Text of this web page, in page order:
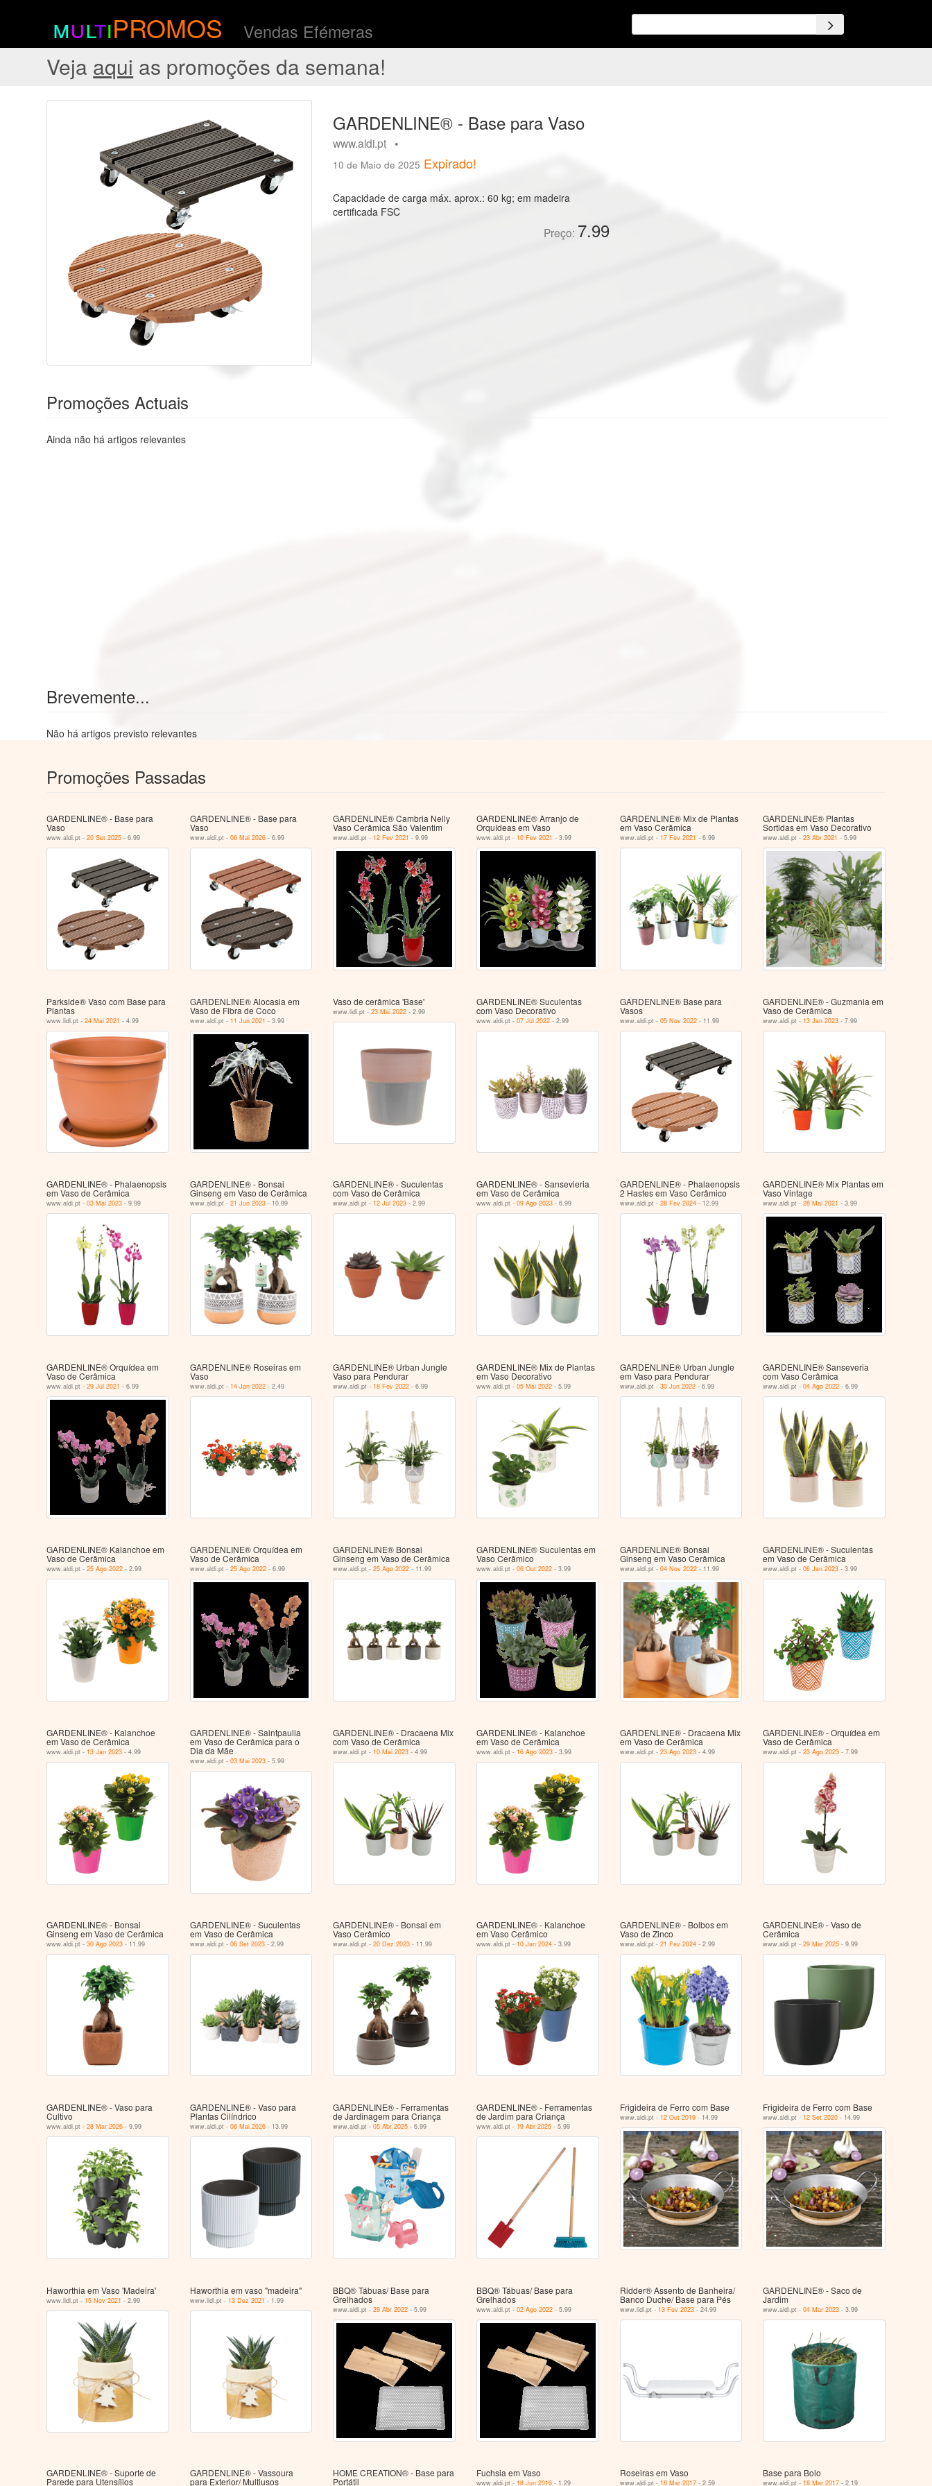
multiPROMOS Vendas Efémeras
Veja aqui as promoções da semana!
GARDENLINE® - Base para Vaso
www.aldi.pt •
10 de Maio de 2025 Expirado!
Capacidade de carga máx. aprox.: 60 kg; em madeira
certificada FSC
Preço: 7.99
Promoções Actuais
Ainda não há artigos relevantes
Brevemente...
Não há artigos previsto relevantes
Promoções Passadas
GARDENLINE® - Base para
Vaso
www.aldi.pt -20 Set 2025 - 6.99
GARDENLINE® - Base para
Vaso
www.aldi.pt - 06 Mai 2026- 6.99
GARDENLINE® Cambria Nelly
Vaso Cerâmica São Valentim
www.aldi.pt - 12 Fev 2021 - 9.99
GARDENLINE® Arranjo de
Orquídeas em Vaso
www.aldi.pt - 10 Fev 2021 - 3.99
GARDENLINE® Mix de Plantas
em Vaso Cerâmica
www.aldi.pt - 17 Fev 2021 - 6.99
GARDENLINE® Plantas
Sortidas em Vaso Decorativo
www.aldi.pt -23 Abr 2021 - 5.99
Parkside® Vaso com Base para
Plantas
www.lidl.pt -24 Mai 2021 - 4.99
GARDENLINE® Alocasia em
Vaso de Fibra de Coco
www.aldi.pt - 11 Jun 2021 - 3.99
Vaso de cerâmica 'Base'
www.lidl.pt -23 Mai 2022 - 2.99
GARDENLINE® Suculentas
com Vaso Decorativo
www.aldi.pt - 07 Jul 2022- 2.99
GARDENLINE® Base para
Vasos
www.aldi.pt - 05 Nov 2022- 11.99
GARDENLINE® - Guzmania em
Vaso de Cerâmica
www.aldi.pt - 13 Jan 2023 - 7.99
GARDENLINE® - Phalaenopsis
em Vaso de Cerâmica
www.aldi.pt -03 Mai 2023 - 9.99
GARDENLINE® - Bonsai
Ginseng em Vaso de Cerâmica
www.aldi.pt - 21 Jun 2023- 10.99
GARDENLINE® - Suculentas
com Vaso de Cerâmica
www.aldi.pt - 12 Jul 2023 - 2.99
GARDENLINE® - Sansevieria
em Vaso de Cerâmica
www.aldi.pt - 09 Ago 2023- 6.99
GARDENLINE® - Phalaenopsis
2 Hastes em Vaso Cerâmico
www.aldi.pt - 28 Fev 2024- 12.99
GARDENLINE® Mix Plantas em
Vaso Vintage
www.aldi.pt -28 Mai 2021 - 3.99
GARDENLINE® Orquídea em
Vaso de Cerâmica
www.aldi.pt -29 Jul 2021 - 6.99
GARDENLINE® Roseiras em
Vaso
www.aldi.pt - 14 Jan 2022- 2.49
GARDENLINE® Urban Jungle
Vaso para Pendurar
www.aldi.pt - 18 Fev 2022 - 6.99
GARDENLINE® Mix de Plantas
em Vaso Decorativo
www.aldi.pt - 05 Mai 2022- 5.99
GARDENLINE® Urban Jungle
em Vaso para Pendurar
www.aldi.pt - 30 Jun 2022- 6.99
GARDENLINE® Sanseveria
com Vaso Cerâmica
www.aldi.pt -04 Ago 2022 - 6.99
GARDENLINE® Kalanchoe em
Vaso de Cerâmica
www.aldi.pt -25 Ago 2022 - 2.99
GARDENLINE® Orquídea em
Vaso de Cerâmica
www.aldi.pt - 25 Ago 2022- 6.99
GARDENLINE® Bonsai
Ginseng em Vaso de Cerâmica
www.aldi.pt -25 Ago 2022 - 11.99
GARDENLINE® Suculentas em
Vaso Cerâmico
www.aldi.pt - 06 Out 2022- 3.99
GARDENLINE® Bonsai
Ginseng em Vaso Cerâmica
www.aldi.pt - 04 Nov 2022- 11.99
GARDENLINE® - Suculentas
em Vaso de Cerâmica
www.aldi.pt -06 Jan 2023 - 3.99
GARDENLINE® - Kalanchoe
em Vaso de Cerâmica
www.aldi.pt - 13 Jan 2023 - 4.99
GARDENLINE® - Saintpaulia
em Vaso de Cerâmica para o
Dia da Mãe
www.aldi.pt - 03 Mai 2023- 5.99
GARDENLINE® - Dracaena Mix
com Vaso de Cerâmica
www.aldi.pt - 10 Mai 2023 - 4.99
GARDENLINE® - Kalanchoe
em Vaso de Cerâmica
www.aldi.pt - 16 Ago 2023- 3.99
GARDENLINE® - Dracaena Mix
em Vaso de Cerâmica
www.aldi.pt - 23 Ago 2023- 4.99
GARDENLINE® - Orquídea em
Vaso de Cerâmica
www.aldi.pt -23 Ago 2023 - 7.99
GARDENLINE® - Bonsai
Ginseng em Vaso de Cerâmica
www.aldi.pt -30 Ago 2023 - 11.99
GARDENLINE® - Suculentas
em Vaso de Cerâmica
www.aldi.pt - 06 Set 2023- 2.99
GARDENLINE® - Bonsai em
Vaso Cerâmico
www.aldi.pt -20 Dez 2023 - 11.99
GARDENLINE® - Kalanchoe
em Vaso Cerâmico
www.aldi.pt - 10 Jan 2024- 3.99
GARDENLINE® - Bolbos em
Vaso de Zinco
www.aldi.pt - 21 Fev 2024- 2.99
GARDENLINE® - Vaso de
Cerâmica
www.aldi.pt -29 Mar 2025 - 9.99
GARDENLINE® - Vaso para
Cultivo
www.aldi.pt -28 Mar 2026 - 9.99
GARDENLINE® - Vaso para
Plantas Cilíndrico
www.aldi.pt - 06 Mai 2026- 13.99
GARDENLINE® - Ferramentas
de Jardinagem para Criança
www.aldi.pt -05 Abr 2025 - 6.99
GARDENLINE® - Ferramentas
de Jardim para Criança
www.aldi.pt - 19 Abr 2025- 5.99
Frigideira de Ferro com Base
www.aldi.pt - 12 Out 2019- 14.99
Frigideira de Ferro com Base
www.aldi.pt - 12 Set 2020 - 14.99
Haworthia em Vaso 'Madeira'
www.lidl.pt - 15 Nov 2021 - 2.99
Haworthia em vaso "madeira"
www.lidl.pt - 13 Dez 2021 - 1.99
BBQ® Tábuas/ Base para
Grelhados
www.aldi.pt -29 Abr 2022 - 5.99
BBQ® Tábuas/ Base para
Grelhados
www.aldi.pt - 02 Ago 2022- 5.99
Ridder® Assento de Banheira/
Banco Duche/ Base para Pés
www.lidl.pt - 13 Fev 2023- 24.99
GARDENLINE® - Saco de
Jardim
www.aldi.pt -04 Mar 2023 - 3.99
GARDENLINE® - Suporte de
Parede para Utensílios
GARDENLINE® - Vassoura
para Exterior/ Multiusos
HOME CREATION® - Base para
Portátil
Fuchsia em Vaso
www.aldi.pt - 18 Jun 2016- 1.29
Roseiras em Vaso
www.aldi.pt - 18 Mar 2017- 2.59
Base para Bolo
www.aldi.pt - 18 Mar 2017 - 2.19